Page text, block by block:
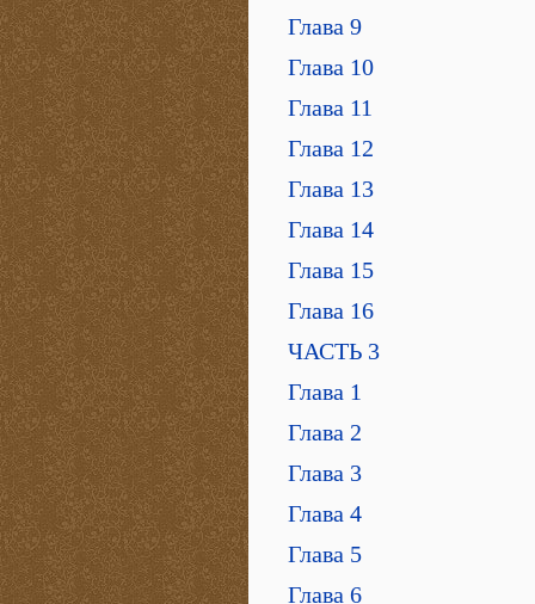
Глава 9
Глава 10
Глава 11
Глава 12
Глава 13
Глава 14
Глава 15
Глава 16
ЧАСТЬ 3
Глава 1
Глава 2
Глава 3
Глава 4
Глава 5
Глава 6